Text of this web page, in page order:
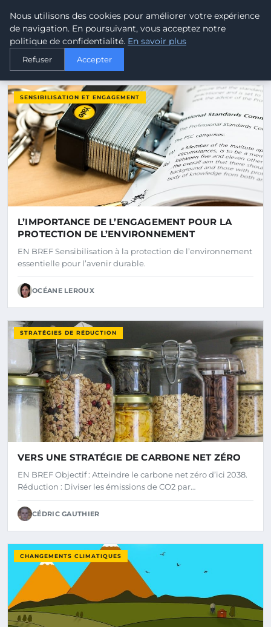
Malta Climate - Le climat
MALTA CLIMATE
DERNIERS ARTICLES
SENSIBILISATION ET ENGAGEMENT
L’IMPORTANCE DE L’ENGAGEMENT POUR LA
PROTECTION DE L’ENVIRONNEMENT
EN BREF Sensibilisation à la protection de l’environnement
essentielle pour l’avenir durable.
OCÉANE LEROUX
STRATÉGIES DE RÉDUCTION
VERS UNE STRATÉGIE DE CARBONE NET ZÉRO
EN BREF Objectif : Atteindre le carbone net zéro d’ici 2038.
Réduction : Diviser les émissions de CO2 par…
CÉDRIC GAUTHIER
CHANGEMENTS CLIMATIQUES
Nous utilisons des cookies pour améliorer votre expérience
de navigation. En poursuivant, vous acceptez notre
politique de confidentialité. En savoir plus
Refuser Accepter